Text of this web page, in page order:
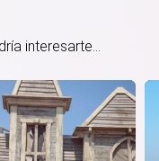
interesarte...